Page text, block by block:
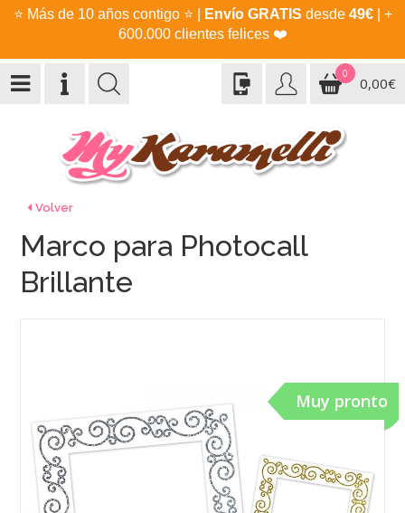
⭐ Más de 10 años contigo ⭐ Envío GRATIS desde 49€| +
600.000 clientes felices ❤️
0
0,00€
Volver
Muy pronto
Marco para Photocall
Brillante